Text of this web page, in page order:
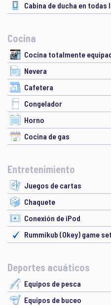
Cabina de ducha en todas
Cocina
Cocina totalmente
Nevera
Cafetera
Congelador
Horno
Cocina de gas
Entretenimiento
Juegos de cartas
Chaquete
Conexión de iPod
Rummikub (Okey) game set
Deportes acuáticos
Equipos de pesca
Equipos de buceo